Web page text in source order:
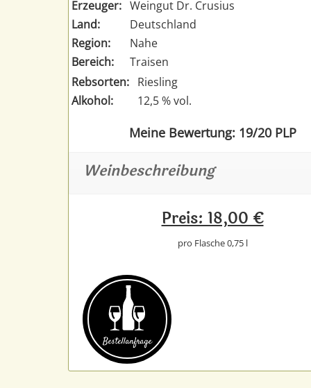
Erzeuger: Weingut Dr. Crusius
Land:
Deutschland
Region:
Nahe
Bereich:
Traisen
Rebsorten: Riesling
Alkohol:
12,5 % vol.
Meine Bewertung: 19/20 PLP
Weinbeschreibung
Preis: 18,00 €
pro Flasche 0,75 l
Bestell­anfrage